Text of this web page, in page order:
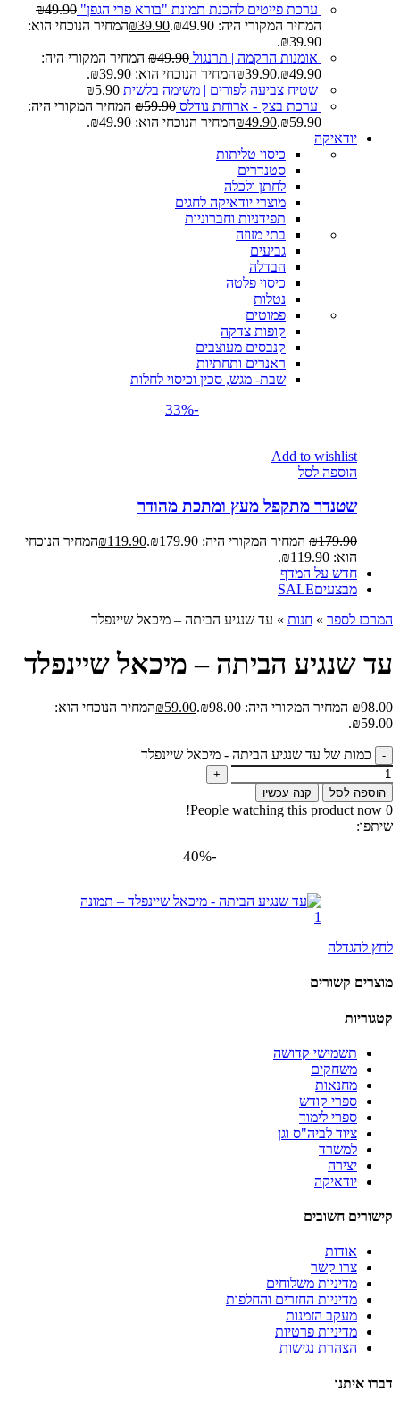
ערכת פייטים להכנת תמונת "בורא פרי הגפן" ₪49.90
המחיר המקורי היה: ₪49.90.
₪39.90
המחיר הנוכחי הוא:
₪39.90.
אומנות הרקמה | תרנגול
₪49.90
המחיר המקורי היה:
₪49.90.
₪39.90
המחיר הנוכחי הוא: ₪39.90.
שטיח צביעה לפורים | משימה בלשית
₪5.90
ערכת בצק - ארוחת נודלס
₪59.90
המחיר המקורי היה:
₪59.90.
₪49.90
המחיר הנוכחי הוא: ₪49.90.
יודאיקה
כיסוי טליתות
סטנדרים
לחתן ולכלה
מוצרי יודאיקה לחגים
תפידניות וחברוניות
בתי מזוזה
גביעים
הבדלה
כיסוי פלטה
נטלות
פמוטים
קופות צדקה
קנבסים מעוצבים
ראנרים ותחתיות
שבת- מגש, סכין וכיסוי לחלות
-33%
Add to wishlist
הוספה לסל
שטנדר מתקפל מעץ ומתכת מהודר
₪179.90 המחיר המקורי היה: ₪179.90. ₪119.90
המחיר הנוכחי
הוא: ₪119.90.
חדש על המדף
מבצעיםSALE
המרכז לספר » חנות » עד שנגיע הביתה – מיכאל שיינפלד
עד שנגיע הביתה – מיכאל שיינפלד
₪98.00 המחיר המקורי היה: ₪98.00. ₪59.00
המחיר הנוכחי הוא:
₪59.00.
כמות של עד שנגיע הביתה - מיכאל שיינפלד
הוספה לסל קנה עכשיו
0
People watching this product now!
שיתפו:
-40%
לחץ להגדלה
מוצרים קשורים
קטגוריות
תשמישי קדושה
משחקים
מחנאות
ספרי קודש
ספרי לימוד
ציוד לביה"ס וגן
למשרד
יצירה
יודאיקה
קישורים חשובים
אודות
צרו קשר
מדיניות משלוחים
מדיניות החזרים והחלפות
מעקב הזמנות
מדיניות פרטיות
הצהרת נגישות
דברו איתנו